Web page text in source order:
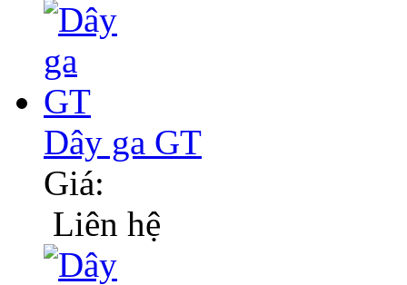
Dây ga GT
Giá:
Liên hệ